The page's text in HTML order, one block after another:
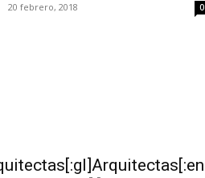
20 febrero, 2018 0